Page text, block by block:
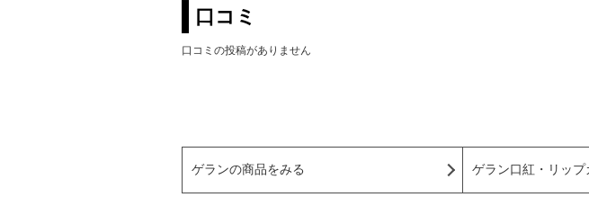
口コミ
口コミの投稿がありません
ゲランの商品をみる ゲラン口紅・リッ